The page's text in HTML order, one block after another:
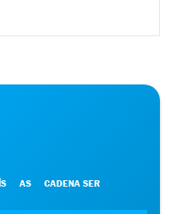
AS CADENA SER